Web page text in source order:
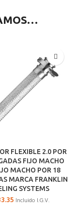
FLEXIBLE 2.0 POR
FIJO MACHO
MACHO POR 18
MARCA FRANKLIN
SYSTEMS
Incluido I.G.V.